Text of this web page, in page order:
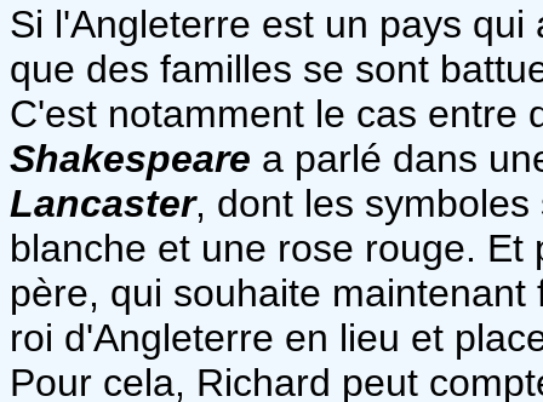
Si l'Angleterre est un pays
que des familles se sont
C'est notamment le cas entre
Shakespeare a parlé dans
Lancaster, dont les
blanche et une rose rouge.
père, qui souhaite
roi d'Angleterre en lieu et
Pour cela, Richard peut